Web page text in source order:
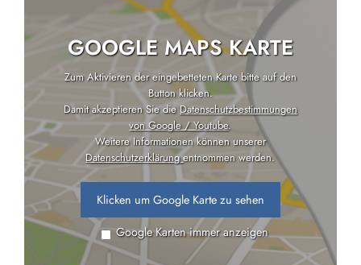
GOOGLE MAPS KARTE
Zum Aktivieren der eingebetteten Karte bitte auf den
Button klicken.
Damit akzeptieren Sie dieDatenschutzbestimmungen
von Google / Youtube.
Weitere Informationen können unserer
Datenschutzerklärungentnommen werden.
Klicken um Google Karte zu sehen
Google Karten immer anzeigen